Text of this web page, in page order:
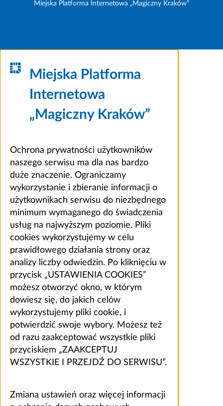
Miejska Platforma Internetowa „Magiczny Kraków”
Miejska Platforma
Internetowa
„Magiczny Kraków”
Ochrona prywatności użytkowników
naszego serwisu ma dla nas bardzo
duże znaczenie. Ograniczamy
wykorzystanie i zbieranie informacji o
użytkownikach serwisu do niezbędnego
minimum wymaganego do świadczenia
usług na najwyższym poziomie. Pliki
cookies wykorzystujemy w celu
prawidłowego działania strony oraz
analizy liczby odwiedzin. Po kliknięciu w
przycisk „USTAWIENIA COOKIES”
możesz otworzyć okno, w którym
dowiesz się, do jakich celów
wykorzystujemy pliki cookie, i
potwierdzić swoje wybory. Możesz też
od razu zaakceptować wszystkie pliki
przyciskiem „ZAAKCEPTUJ
WSZYSTKIE I PRZEJDŹ DO SERWISU”.
Zmiana ustawień oraz więcej informacji